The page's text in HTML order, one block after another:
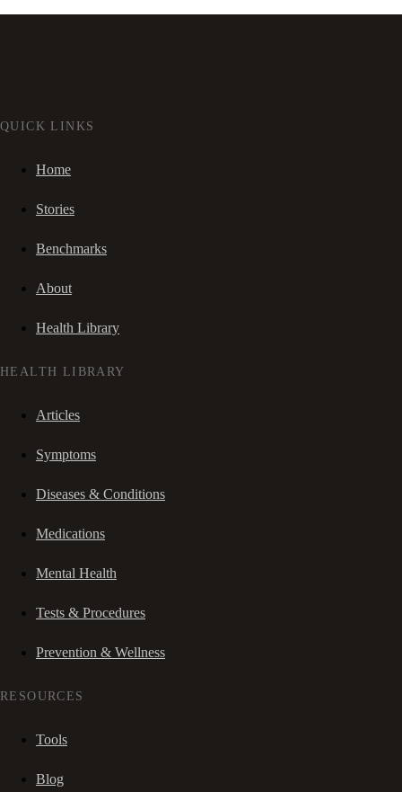
QUICK LINKS
Home
Stories
Benchmarks
About
Health Library
HEALTH LIBRARY
Articles
Symptoms
Diseases & Conditions
Medications
Mental Health
Tests & Procedures
Prevention & Wellness
RESOURCES
Tools
Blog